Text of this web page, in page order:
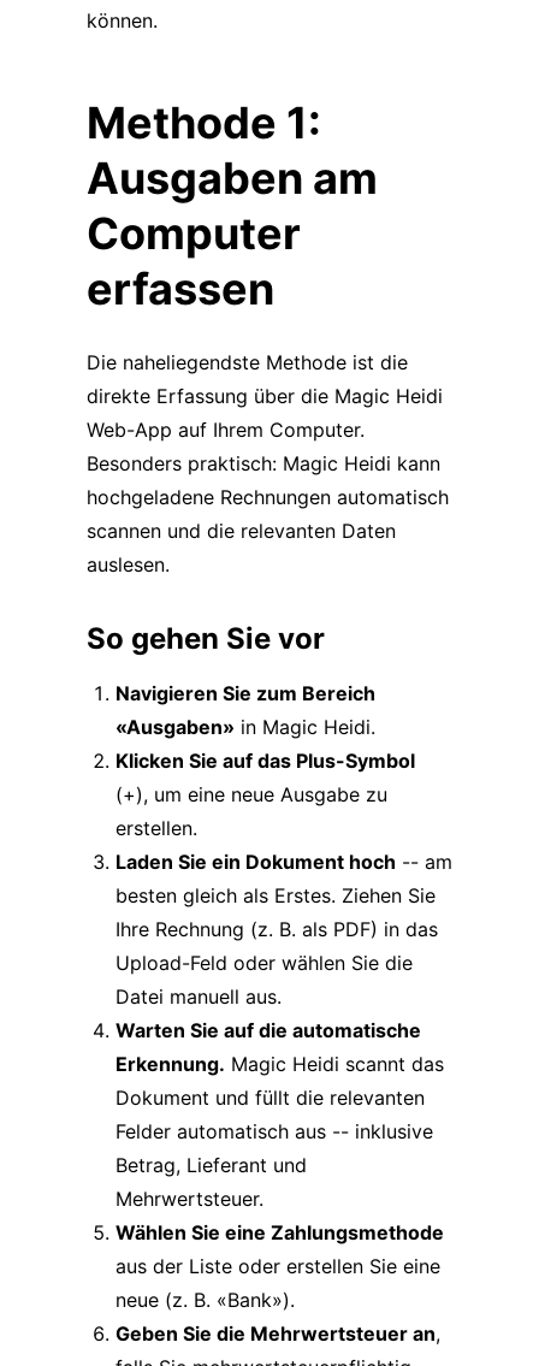
können.
Methode 1:
Ausgaben am
Computer
erfassen
Die naheliegendste Methode ist die
direkte Erfassung über die Magic Heidi
Web-App auf Ihrem Computer.
Besonders praktisch: Magic Heidi kann
hochgeladene Rechnungen automatisch
scannen und die relevanten Daten
auslesen.
So gehen Sie vor
Navigieren Sie zum Bereich
«Ausgaben» in Magic Heidi.
Klicken Sie auf das Plus-Symbol
(+), um eine neue Ausgabe zu
erstellen.
Laden Sie ein Dokument hoch -- am
besten gleich als Erstes. Ziehen Sie
Ihre Rechnung (z. B. als PDF) in das
Upload-Feld oder wählen Sie die
Datei manuell aus.
Warten Sie auf die automatische
Erkennung. Magic Heidi scannt das
Dokument und füllt die relevanten
Felder automatisch aus -- inklusive
Betrag, Lieferant und
Mehrwertsteuer.
Wählen Sie eine Zahlungsmethode
aus der Liste oder erstellen Sie eine
neue (z. B. «Bank»).
Geben Sie die Mehrwertsteuer an,